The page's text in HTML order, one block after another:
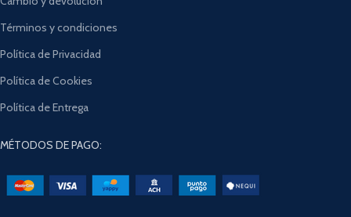
Términos y condiciones
Política de Privacidad
Política de Cookies
Política de Entrega
MÉTODOS DE PAGO: